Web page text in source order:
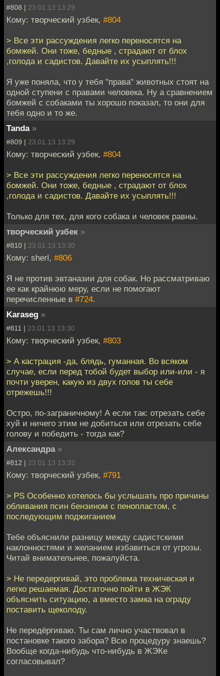
#808 | 23.01.13 13:29
Кому: творческий узбек, #804
> Все эти рассуждения легко переносятся на
бомжей. Они тоже, бедные , страдают от блох
,голода и садистов. Давайте их усыплять!!!
Я уже поняла, что у тебя "права" животных стоят на
одной ступени с правами человека. Ну а сравнением
бомжей с собаками ты хорошо показал, то они для
тебя одно и то же.
Tanda »
#809 | 23.01.13 13:29
Кому: творческий узбек, #804
> Все эти рассуждения легко переносятся на
бомжей. Они тоже, бедные , страдают от блох
,голода и садистов. Давайте их усыплять!!!
Только для тех, для кого собака и человек равны.
творческий узбек »
#810 | 23.01.13 13:30
Кому: sherl, #806
Я не против эвтаназии для собак. Но рассматриваю
ее как крайнюю меру, если не помогают
перечисленные в #724.
Karaseg »
#811 | 23.01.13 13:30
Кому: творческий узбек, #803
> А кастрация -да, блядь, гуманная. Во всяком
случае, если перед тобой будет выбор или-или - я
почти уверен, какую из двух голов ты себе
отрежешь!!!
Остро, по-заграничному! А если так: отрезать себе
хуй и ничего этим не добиться или отрезать себе
голову и победить - тогда как?
Александра »
#812 | 23.01.13 13:32
Кому: творческий узбек, #791
> PS Особенно хотелось бы услышать про причины
обливания псин бензином с пенопластом, с
последующим поджиганием
Тебе объяснили разницу между садистскими
наклонностями и желанием избавиться от угрозы.
Читай внимательнее, пожалуйста.
> Не передергивай, это проблема техническая и
легко решаемая. Достаточно пойти в ЖЭК
объяснить ситуацию, а вместо замка на ограду
поставить щеколоду.
Не передёргиваю. Ты сам лично участвовал в
постановке такого забора? Всю процедуру знаешь?
Вообще когда-нибудь что-нибудь в ЖЭКе
согласовывал?